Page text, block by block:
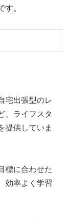
す。
宅出張型のレ
、ライフスタ
提供していま
標に合わせた
効率よく学習